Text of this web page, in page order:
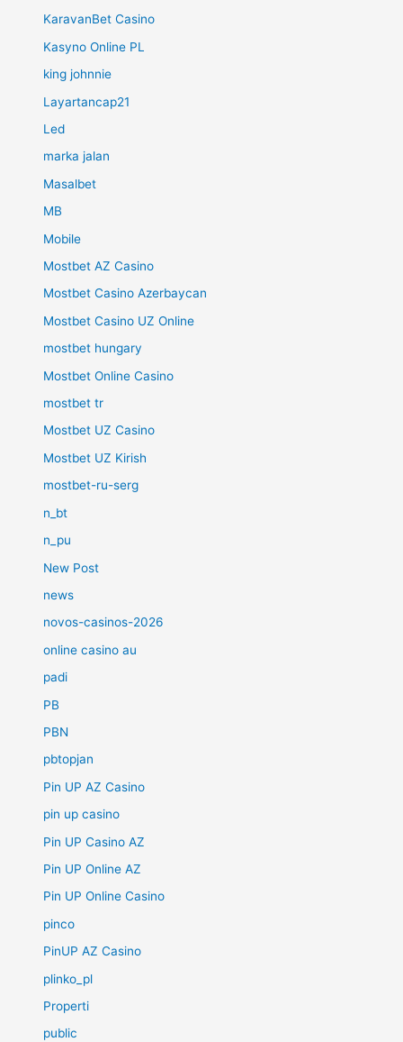
KaravanBet Casino
Kasyno Online PL
king johnnie
Layartancap21
Led
marka jalan
Masalbet
MB
Mobile
Mostbet AZ Casino
Mostbet Casino Azerbaycan
Mostbet Casino UZ Online
mostbet hungary
Mostbet Online Casino
mostbet tr
Mostbet UZ Casino
Mostbet UZ Kirish
mostbet-ru-serg
n_bt
n_pu
New Post
news
novos-casinos-2026
online casino au
padi
PB
PBN
pbtopjan
Pin UP AZ Casino
pin up casino
Pin UP Casino AZ
Pin UP Online AZ
Pin UP Online Casino
pinco
PinUP AZ Casino
plinko_pl
Properti
public